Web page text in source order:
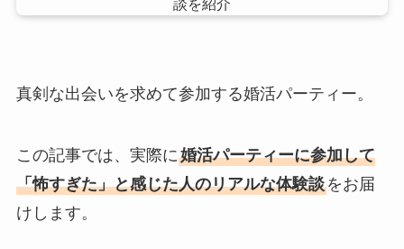
真剣な出会いを求めて参加する婚活パーティー。
この記事では、実際に婚活パーティーに参加して
「怖すぎた」と感じた人のリアルな体験談をお届
けします。